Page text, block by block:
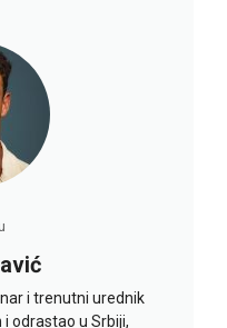
i trenutni urednik
odrastao u Srbiji,